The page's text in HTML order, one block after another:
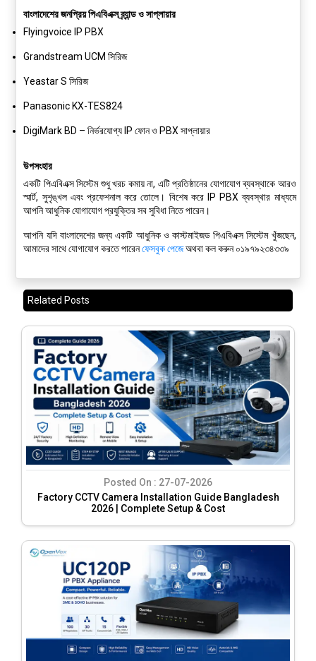
বাংলাদেশের জনপ্রিয় পিএবিএক্স ব্র্যান্ড ও সাপ্লায়ার
Flyingvoice IP PBX
Grandstream UCM সিরিজ
Yeastar S সিরিজ
Panasonic KX-TES824
DigiMark BD – নির্ভরযোগ্য IP ফোন ও PBX সাপ্লায়ার
উপসংহার
একটি পিএবিএক্স সিস্টেম শুধু খরচ কমায় না, এটি প্রতিষ্ঠানের যোগাযোগ ব্যবস্থাকে আরও
স্মার্ট, সুশৃঙ্খল এবং প্রফেশনাল করে তোলে। বিশেষ করে IP PBX ব্যবস্থার মাধ্যমে
আপনি আধুনিক যোগাযোগ প্রযুক্তির সব সুবিধা নিতে পারেন।
আপনি যদি বাংলাদেশের জন্য একটি আধুনিক ও কাস্টমাইজড পিএবিএক্স সিস্টেম খুঁজছেন,
আমাদের সাথে যোগাযোগ করতে পারেনফেসবুক পেজেঅথবা কল করুন ০১৯৭৯২৩৪৩৩৯
Related Posts
Posted On : 27-07-2026
Factory CCTV Camera Installation Guide Bangladesh
2026 | Complete Setup & Cost